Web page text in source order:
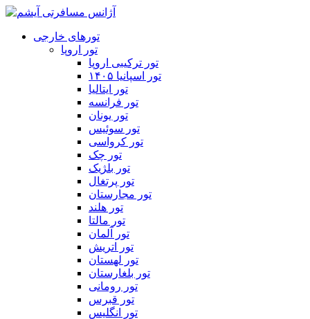
تورهای خارجی
تور اروپا
تور ترکیبی اروپا
تور اسپانیا ۱۴۰۵
تور ایتالیا
تور فرانسه
تور یونان
تور سوئیس
تور کرواسی
تور چک
تور بلژیک
تور پرتغال
تور مجارستان
تور هلند
تور مالتا
تور آلمان
تور اتریش
تور لهستان
تور بلغارستان
تور رومانی
تور قبرس
تور انگلیس